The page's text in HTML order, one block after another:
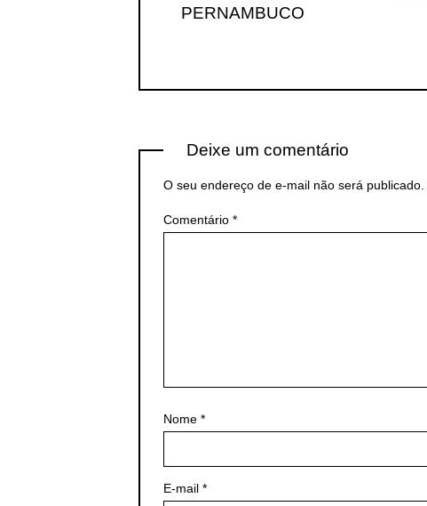
PERNAMBUCO
Deixe um comentário
O seu endereço de e-mail não será publicado.
Comentário *
Nome *
E-mail *